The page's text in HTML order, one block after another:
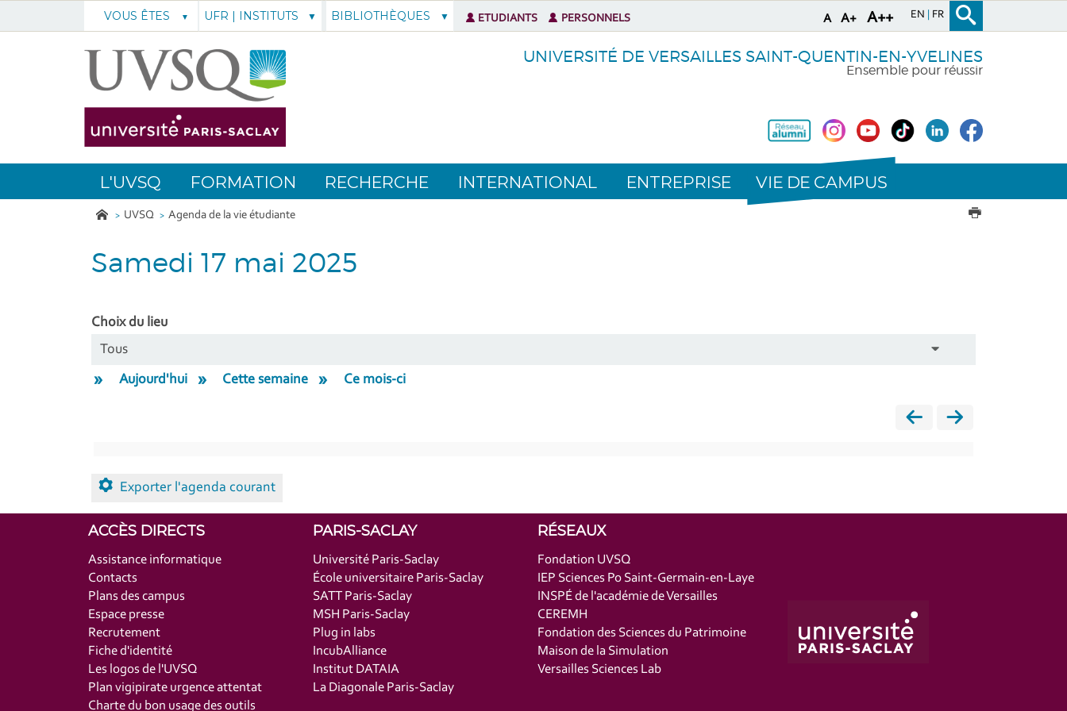
A A+ A++ EN FR
VOUS ÊTES
UNIVERSITÉ DE VERSAILLES SAINT-QUENTIN-EN-YVELINES
Ensemble pour réussir
L'UVSQ FORMATION RECHERCHE INTERNATIONAL ENTREPRISE VIE DE CAMPUS
UVSQ Agenda de la vie étudiante IMPRIMER
Samedi 17 mai 2025
Choix du lieu
Aujourd'hui Cette semaine Ce mois-ci
Exporter l'agenda courant
UFR | INSTITUTS BIBLIOTHÈQUES ETUDIANTS PERSONNELS
ACCÈS DIRECTS
Assistance informatique
Contacts
Plans des campus
Espace presse
Recrutement
Fiche d'identité
Les logos de l'UVSQ
Plan vigipirate urgence attentat
Charte du bon usage des outils
PARIS-SACLAY
Université Paris-Saclay
École universitaire Paris-Saclay
SATT Paris-Saclay
MSH Paris-Saclay
Plug in labs
IncubAlliance
Institut DATAIA
La Diagonale Paris-Saclay
RÉSEAUX
Fondation UVSQ
IEP Sciences Po Saint-Germain-en-Laye
INSPÉ de l'académie de Versailles
CEREMH
Fondation des Sciences du Patrimoine
Maison de la Simulation
Versailles Sciences Lab